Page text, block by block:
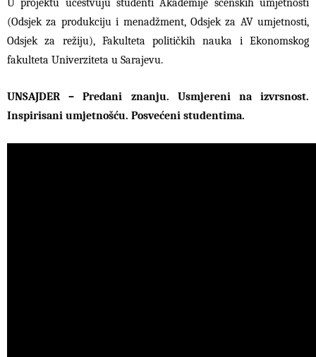
U projektu učestvuju studenti Akademije scenskih umjetnosti
(Odsjek za produkciju i menadžment, Odsjek za AV umjetnosti,
Odsjek za režiju), Fakulteta političkih nauka i Ekonomskog
fakulteta Univerziteta u Sarajevu.
UNSAJDER – Predani znanju. Usmjereni na izvrsnost.
Inspirisani umjetnošću. Posvećeni studentima.